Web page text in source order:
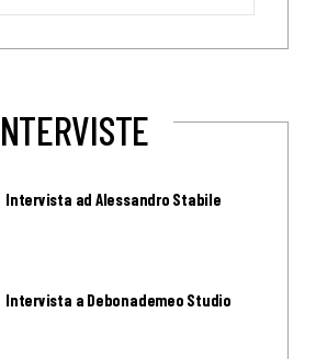
Intervista ad Alessandro Stabile
Intervista a Debonademeo Studio